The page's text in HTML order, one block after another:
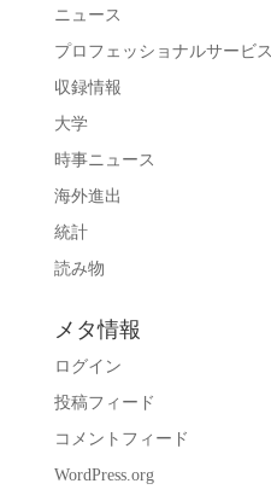
ニュース
プロフェッショナルサービス
収録情報
大学
時事ニュース
海外進出
統計
読み物
メタ情報
ログイン
投稿フィード
コメントフィード
WordPress.org